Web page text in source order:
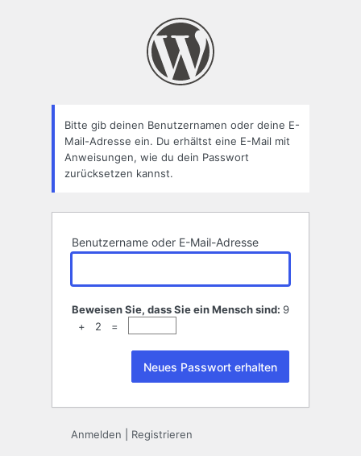
Bitte gib deinen Benutzernamen oder deine E-
Mail-Adresse ein. Du erhältst eine E-Mail mit
Anweisungen, wie du dein Passwort
zurücksetzen kannst.
Benutzername oder E-Mail-Adresse
Beweisen Sie, dass Sie ein Mensch sind: 9
+ 2 =
Anmelden Registrieren